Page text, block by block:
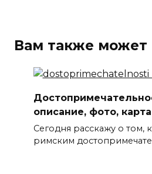
Вам также может
описание, фото, карта
Сегодня расскажу о том,
римским